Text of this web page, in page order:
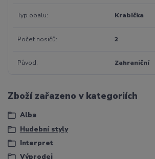
Typ obalu Krabička
Počet nosičů 2
Původ Zahraniční
Zboží zařazeno v kategoriích
Alba
Hudební styly
Interpret
Výprodej